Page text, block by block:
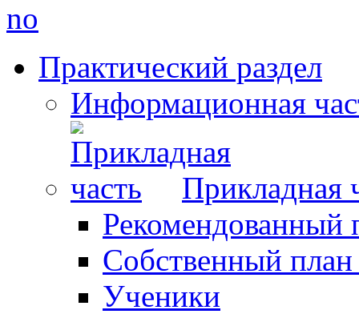
no
Практический раздел
Информационная
Прикладная
Рекомендованный
Собственный
Ученики